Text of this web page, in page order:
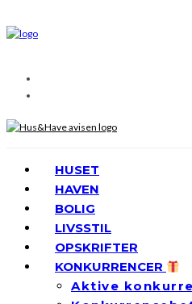
HUSET
HAVEN
BOLIG
LIVSSTIL
OPSKRIFTER
KONKURRENCER
Aktive